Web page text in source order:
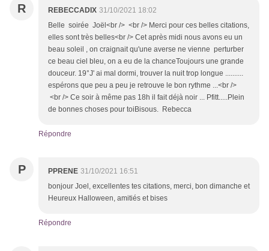
R REBECCADIX 31/10/2021 18:02
Belle soirée Joël<br /> <br /> Merci pour ces belles citations,
elles sont très belles<br /> Cet après midi nous avons eu un
beau soleil , on craignait qu'une averse ne vienne perturber
ce beau ciel bleu, on a eu de la chanceToujours une grande
douceur. 19°J' ai mal dormi, trouver la nuit trop longue ..........
espérons que peu a peu je retrouve le bon rythme ...<br />
<br /> Ce soir à même pas 18h il fait déjà noir ... Pfitt.....Plein
de bonnes choses pour toiBisous. Rebecca
Répondre
P PPRENE 31/10/2021 16:51
bonjour Joel, excellentes tes citations, merci, bon dimanche et
Heureux Halloween, amitiés et bises
Répondre